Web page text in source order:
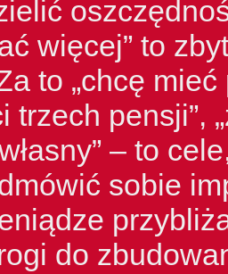
więcej” to
to „chcę
trzech pensji”,
– to
sobie
do